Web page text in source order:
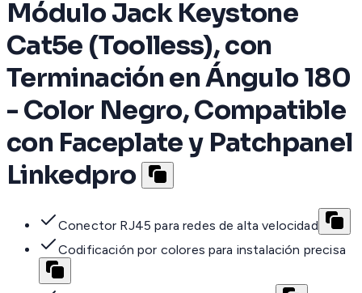
Módulo Jack Keystone
Cat5e (Toolless), con
Terminación en Ángulo 180
- Color Negro, Compatible
con Faceplate y Patchpanel
Linkedpro
Conector RJ45 para redes de alta velocidad
Codificación por colores para instalación precisa